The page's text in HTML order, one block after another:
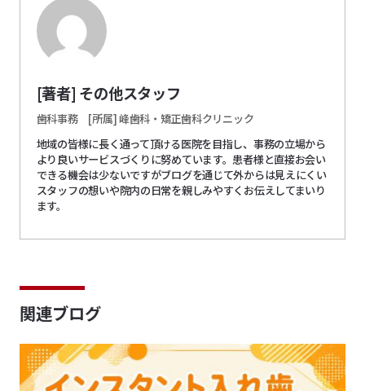
[著者] その他スタッフ
歯科事務
[所属] 峰歯科・矯正歯科クリニック
地域の皆様に長く通って頂ける医院を目指し、事務の立場から
より良いサービスづくりに努めています。患者様と直接お会い
できる機会は少ないですがブログを通じて外からは見えにくい
スタッフの想いや院内の日常を親しみやすくお伝えしてまいり
ます。
関連ブログ